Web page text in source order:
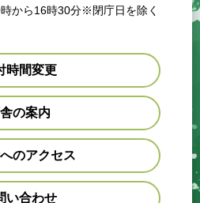
から16時30分※閉庁日を除く
時間変更
の案内
のアクセス
い合わせ